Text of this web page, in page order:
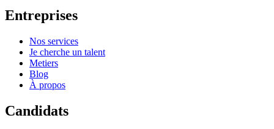
Entreprises
Nos services
Je cherche un talent
Metiers
Blog
À propos
Candidats